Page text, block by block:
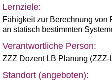
Lernziele:
Fähigkeit zur Berechnung von
an statisch bestimmten
Verantwortliche Person:
ZZZ Dozent LB Planung (ZZZ-
Standort (angeboten):